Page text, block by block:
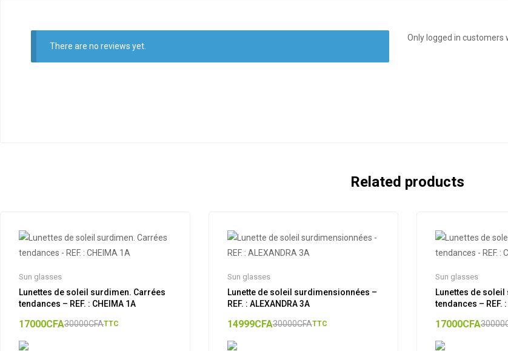
There are no reviews yet.
Only logged in customers
Related products
Sun glasses
Lunettes de soleil surdimen. Carrées
tendances – REF. : CHEIMA 1A
30000CFA
17000CFA TTC
Sun glasses
Lunette de soleil surdimensionnées –
REF. : ALEXANDRA 3A
30000CFA
14999CFA TTC
Sun glasses
Lunettes de
tendances
30000
17000CFA